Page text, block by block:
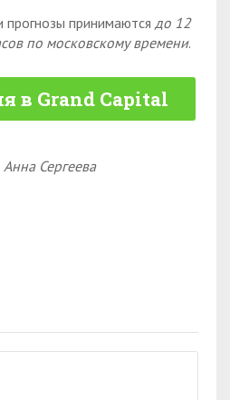
принимаются до 12
по московскому времени.
в Grand Capital
Анна Сергеева